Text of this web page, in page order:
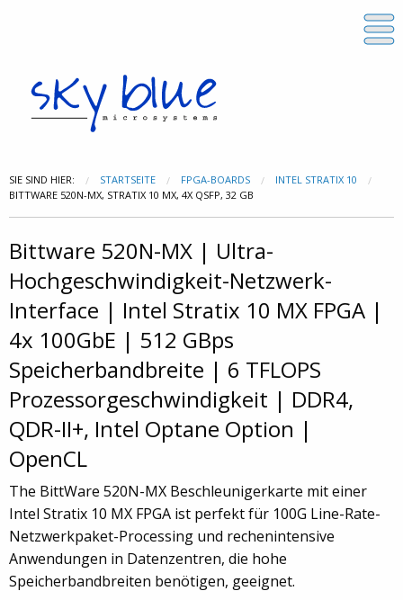
SIE SIND HIER: STARTSEITE FPGA-BOARDS
INTEL STRATIX 10
BITTWARE 520N-MX, STRATIX 10 MX, 4X QSFP, 32 GB
Bittware 520N-MX | Ultra-
Hochgeschwindigkeit-Netzwerk-
Interface | Intel Stratix 10 MX FPGA |
4x 100GbE | 512 GBps
Speicherbandbreite | 6 TFLOPS
Prozessorgeschwindigkeit | DDR4,
QDR-II+, Intel Optane Option |
OpenCL
The BittWare 520N-MX Beschleunigerkarte mit einer
Intel Stratix 10 MX FPGA ist perfekt für 100G Line-Rate-
Netzwerkpaket-Processing und rechenintensive
Anwendungen in Datenzentren, die hohe
Speicherbandbreiten benötigen, geeignet.